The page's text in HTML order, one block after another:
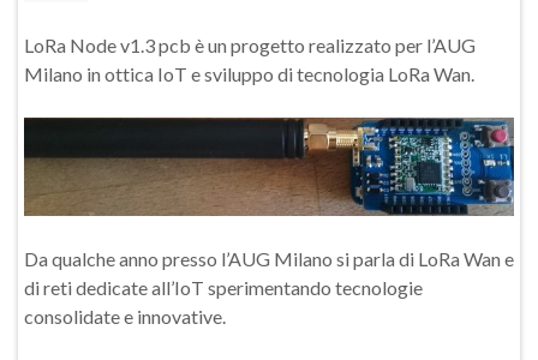
LoRa Node v1.3 pcb è un progetto realizzato per l’AUG
Milano in ottica IoT e sviluppo di tecnologia LoRa Wan.
Da qualche anno presso l’AUG Milano si parla di LoRa Wan e
di reti dedicate all’IoT sperimentando tecnologie
consolidate e innovative.